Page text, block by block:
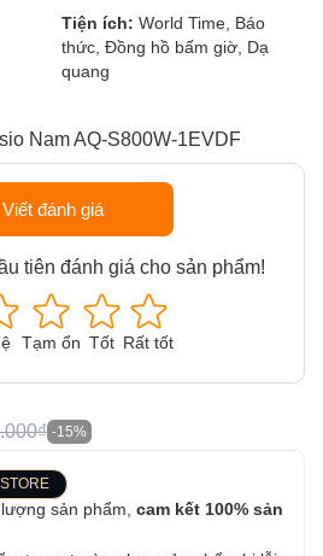
Tiện ích: World Time, Báo
thức, Đồng hồ bấm giờ, Dạ
quang
Nam AQ-S800W-1EVDF
Viết đánh giá
tiên đánh giá cho sản phẩm!
Tạm ổn Tốt Rất tốt
-15%
sản phẩm, cam kết 100% sản